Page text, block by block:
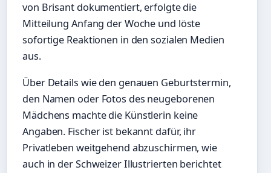
von Brisant dokumentiert, erfolgte die
Mitteilung Anfang der Woche und löste
sofortige Reaktionen in den sozialen Medien
aus.
Über Details wie den genauen Geburtstermin,
den Namen oder Fotos des neugeborenen
Mädchens machte die Künstlerin keine
Angaben. Fischer ist bekannt dafür, ihr
Privatleben weitgehend abzuschirmen, wie
auch in der Schweizer Illustrierten berichtet